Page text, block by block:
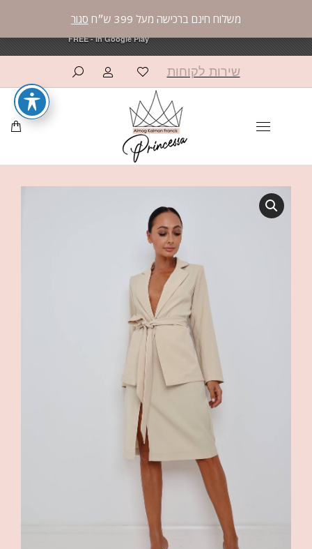
משלוח חינם ברכישה מעל 399 ש״ח סגור
שירות לקוחות
פרינססה פאשן
FREE - In Google Play
פרינססה פאשן
FREE - In Google Play